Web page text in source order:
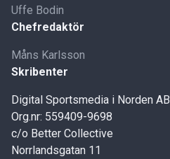
Uffe Bodin
Chefredaktör
Måns Karlsson
Skribenter
Digital Sportsmedia i Norden AB
Org.nr: 559409-9698
c/o Better Collective
Norrlandsgatan 11